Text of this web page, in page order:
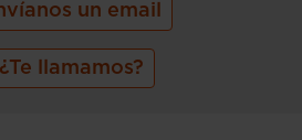
un email
¿Te llamamos?